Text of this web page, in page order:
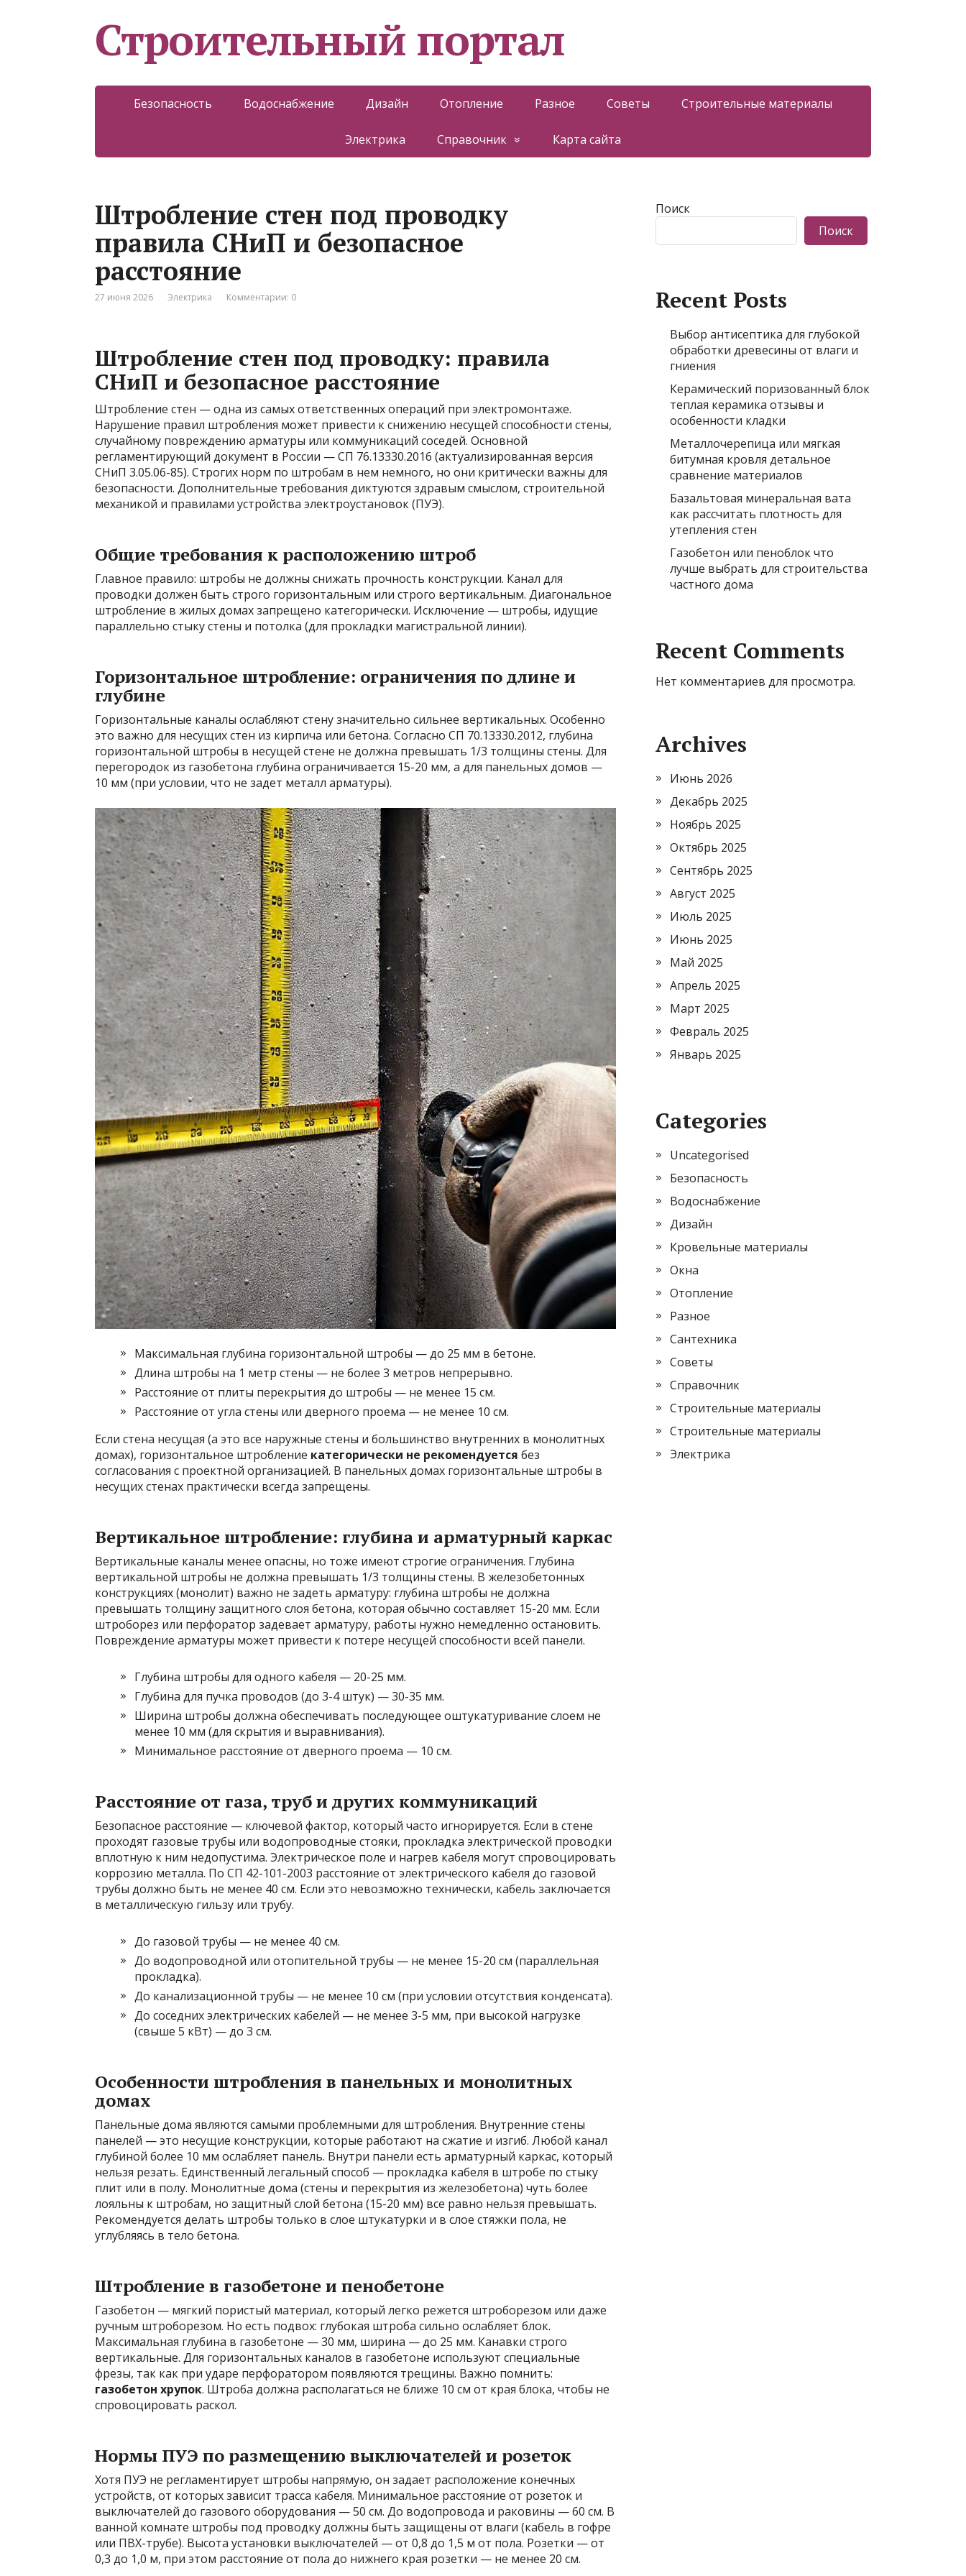
Строительный портал
Безопасность Водоснабжение Дизайн Отопление Разное Советы Строительные материалы
Электрика Справочник Карта сайта
Штробление стен под проводку
правила СНиП и безопасное
расстояние
27 июня 2026 Электрика Комментарии: 0
Штробление стен под проводку: правила
СНиП и безопасное расстояние
Штробление стен — одна из самых ответственных операций при электромонтаже.
Нарушение правил штробления может привести к снижению несущей способности стены,
случайному повреждению арматуры или коммуникаций соседей. Основной
регламентирующий документ в России — СП 76.13330.2016 (актуализированная версия
СНиП 3.05.06-85). Строгих норм по штробам в нем немного, но они критически важны для
безопасности. Дополнительные требования диктуются здравым смыслом, строительной
механикой и правилами устройства электроустановок (ПУЭ).
Общие требования к расположению штроб
Главное правило: штробы не должны снижать прочность конструкции. Канал для
проводки должен быть строго горизонтальным или строго вертикальным. Диагональное
штробление в жилых домах запрещено категорически. Исключение — штробы, идущие
параллельно стыку стены и потолка (для прокладки магистральной линии).
Горизонтальное штробление: ограничения по длине и
глубине
Горизонтальные каналы ослабляют стену значительно сильнее вертикальных. Особенно
это важно для несущих стен из кирпича или бетона. Согласно СП 70.13330.2012, глубина
горизонтальной штробы в несущей стене не должна превышать 1/3 толщины стены. Для
перегородок из газобетона глубина ограничивается 15-20 мм, а для панельных домов —
10 мм (при условии, что не задет металл арматуры).
Максимальная глубина горизонтальной штробы — до 25 мм в бетоне.
Длина штробы на 1 метр стены — не более 3 метров непрерывно.
Расстояние от плиты перекрытия до штробы — не менее 15 см.
Расстояние от угла стены или дверного проема — не менее 10 см.
Если стена несущая (а это все наружные стены и большинство внутренних в монолитных
домах), горизонтальное штробление категорически не рекомендуется без
согласования с проектной организацией. В панельных домах горизонтальные штробы в
несущих стенах практически всегда запрещены.
Вертикальное штробление: глубина и арматурный каркас
Вертикальные каналы менее опасны, но тоже имеют строгие ограничения. Глубина
вертикальной штробы не должна превышать 1/3 толщины стены. В железобетонных
конструкциях (монолит) важно не задеть арматуру: глубина штробы не должна
превышать толщину защитного слоя бетона, которая обычно составляет 15-20 мм. Если
штроборез или перфоратор задевает арматуру, работы нужно немедленно остановить.
Повреждение арматуры может привести к потере несущей способности всей панели.
Глубина штробы для одного кабеля — 20-25 мм.
Глубина для пучка проводов (до 3-4 штук) — 30-35 мм.
Ширина штробы должна обеспечивать последующее оштукатуривание слоем не
менее 10 мм (для скрытия и выравнивания).
Минимальное расстояние от дверного проема — 10 см.
Расстояние от газа, труб и других коммуникаций
Безопасное расстояние — ключевой фактор, который часто игнорируется. Если в стене
проходят газовые трубы или водопроводные стояки, прокладка электрической проводки
вплотную к ним недопустима. Электрическое поле и нагрев кабеля могут спровоцировать
коррозию металла. По СП 42-101-2003 расстояние от электрического кабеля до газовой
трубы должно быть не менее 40 см. Если это невозможно технически, кабель заключается
в металлическую гильзу или трубу.
До газовой трубы — не менее 40 см.
До водопроводной или отопительной трубы — не менее 15-20 см (параллельная
прокладка).
До канализационной трубы — не менее 10 см (при условии отсутствия конденсата).
До соседних электрических кабелей — не менее 3-5 мм, при высокой нагрузке
(свыше 5 кВт) — до 3 см.
Особенности штробления в панельных и монолитных
домах
Панельные дома являются самыми проблемными для штробления. Внутренние стены
панелей — это несущие конструкции, которые работают на сжатие и изгиб. Любой канал
глубиной более 10 мм ослабляет панель. Внутри панели есть арматурный каркас, который
нельзя резать. Единственный легальный способ — прокладка кабеля в штробе по стыку
плит или в полу. Монолитные дома (стены и перекрытия из железобетона) чуть более
лояльны к штробам, но защитный слой бетона (15-20 мм) все равно нельзя превышать.
Рекомендуется делать штробы только в слое штукатурки и в слое стяжки пола, не
углубляясь в тело бетона.
Штробление в газобетоне и пенобетоне
Газобетон — мягкий пористый материал, который легко режется штроборезом или даже
ручным штроборезом. Но есть подвох: глубокая штроба сильно ослабляет блок.
Максимальная глубина в газобетоне — 30 мм, ширина — до 25 мм. Канавки строго
вертикальные. Для горизонтальных каналов в газобетоне используют специальные
фрезы, так как при ударе перфоратором появляются трещины. Важно помнить:
газобетон хрупок. Штроба должна располагаться не ближе 10 см от края блока, чтобы не
спровоцировать раскол.
Нормы ПУЭ по размещению выключателей и розеток
Хотя ПУЭ не регламентирует штробы напрямую, он задает расположение конечных
устройств, от которых зависит трасса кабеля. Минимальное расстояние от розеток и
выключателей до газового оборудования — 50 см. До водопровода и раковины — 60 см. В
ванной комнате штробы под проводку должны быть защищены от влаги (кабель в гофре
или ПВХ-трубе). Высота установки выключателей — от 0,8 до 1,5 м от пола. Розетки — от
0,3 до 1,0 м, при этом расстояние от пола до нижнего края розетки — не менее 20 см.
Поиск
Поиск
Recent Posts
Выбор антисептика для глубокой
обработки древесины от влаги и
гниения
Керамический поризованный блок
теплая керамика отзывы и
особенности кладки
Металлочерепица или мягкая
битумная кровля детальное
сравнение материалов
Базальтовая минеральная вата
как рассчитать плотность для
утепления стен
Газобетон или пеноблок что
лучше выбрать для строительства
частного дома
Recent Comments
Нет комментариев для просмотра.
Archives
Июнь 2026
Декабрь 2025
Ноябрь 2025
Октябрь 2025
Сентябрь 2025
Август 2025
Июль 2025
Июнь 2025
Май 2025
Апрель 2025
Март 2025
Февраль 2025
Январь 2025
Categories
Uncategorised
Безопасность
Водоснабжение
Дизайн
Кровельные материалы
Окна
Отопление
Разное
Сантехника
Советы
Справочник
Строительные материалы
Строительные материалы
Электрика